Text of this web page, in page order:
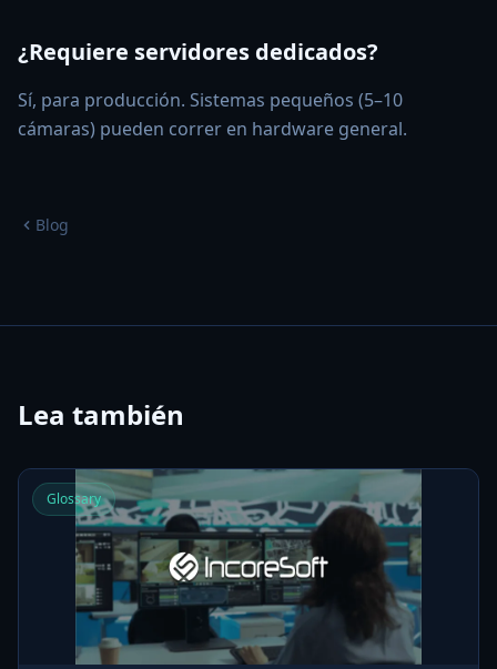
¿Requiere servidores dedicados?
Sí, para producción. Sistemas pequeños (5–10
cámaras) pueden correr en hardware general.
Blog
Lea también
Glossary